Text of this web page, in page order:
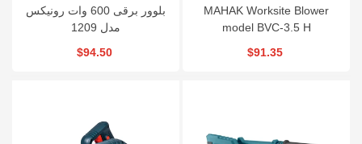
بلوور برقی 600 وات رونیکس
مدل 1209
$94.50
MAHAK Worksite Blower
model BVC-3.5 H
$91.35